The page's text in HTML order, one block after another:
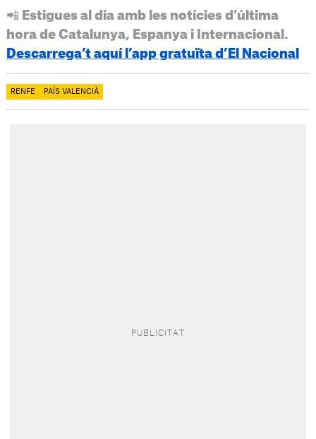
📲 Estigues al dia amb les notícies d’última
hora de Catalunya, Espanya i Internacional.
Descarrega’t aquí l’app gratuïta d’El Nacional
RENFE PAÍS VALENCIÀ